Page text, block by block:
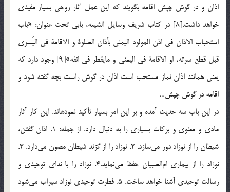
اذان و در گوش چپش اقامه بگويند كه اين عمل آثار روحي بسيار مفيدي
خواهد داشت.[8] در كتاب شريف وسايل الشيعه، بابي تحت عنوان: «باب
استحباب الاذان في اذن المولود اليمني بأذان الصلوة و الاقامة في اليُسري
قبل قطع سرته، او الاقامة في اليمني و مايقطر في انفه»[9] وجود دارد که
يعني همانند اذان نماز مستحب است اذان در گوش راست بچه گفته شود و
اقامه در گوش چپش…
در اين باب سه حديث آمده و بر اين امر بسيار تأكيد نموده­اند. اين كار آثار
مادي و معنوي و بركات بسياري را به دنبال دارد. از جمله: 1. اذان گفتن،
شيطان را از نوزاد دور مي‌سازد. 2. نوزاد را از گزند شيطان مصون مي‌دارد. 3.
نوزاد را از بيماري ام‌الصبيان حفظ مي‌نمايد.4. نوزاد را با نداي توحيدي و
رسالت توحيدي آشنا خواهد ساخت. 5. فطرت توحيدي نوزاد سيراب مي‌شود